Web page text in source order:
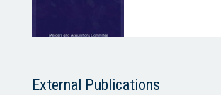
External Publications